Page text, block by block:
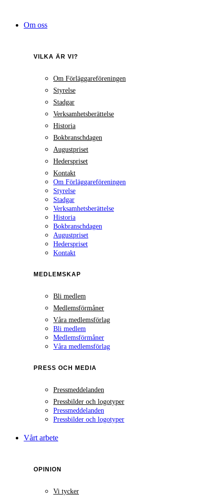
innehållOm oss
VILKA ÄR VI?
Om Förläggareföreningen
Styrelse
Stadgar
Verksamhetsberättelse
Historia
Bokbranschdagen
Augustpriset
Hederspriset
Kontakt
Om Förläggareföreningen
Styrelse
Stadgar
Verksamhetsberättelse
Historia
Bokbranschdagen
Augustpriset
Hederspriset
Kontakt
MEDLEMSKAP
Bli medlem
Medlemsförmåner
Våra medlemsförlag
Bli medlem
Medlemsförmåner
Våra medlemsförlag
PRESS OCH MEDIA
Pressmeddelanden
Pressbilder och logotyper
Pressmeddelanden
Pressbilder och logotyper
Vårt arbete
OPINION
Vi tycker